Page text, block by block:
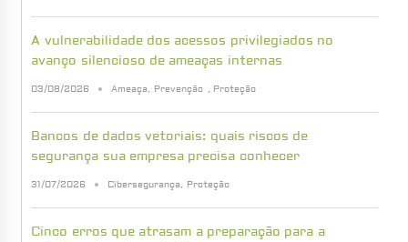
A vulnerabilidade dos acessos privilegiados no
avanço silencioso de ameaças internas
03/08/2026 Ameaça, Prevenção , Proteção
Bancos de dados vetoriais: quais riscos de
segurança sua empresa precisa conhecer
31/07/2026 Cibersegurança, Proteção
Cinco erros que atrasam a preparação para a